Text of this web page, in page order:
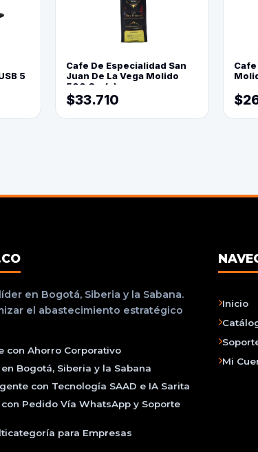
5
Cafe De Especialidad San
Juan De La Vega Molido
500 Grs(=)
$33.710
en Bogotá, Siberia y la Sabana.
el abastecimiento estratégico
con Ahorro Corporativo
Bogotá, Siberia y la Sabana
con Tecnología SAAD e IA Sarita
Pedido Vía WhatsApp y Soporte
para Empresas
Inicio
Mi